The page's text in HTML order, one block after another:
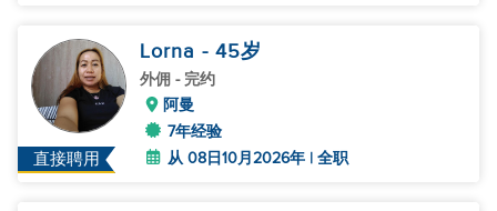
直接聘用
Lorna - 45岁
外佣 - 完约
阿曼
7年经验
从 08日10月2026年 | 全职